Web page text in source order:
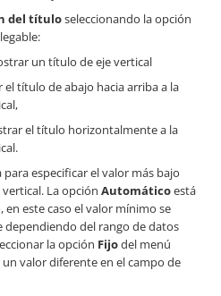
del títuloseleccionando la opción
un título de eje vertical
el título de abajo hacia arriba a la
el título horizontalmente a la
para especificar el valor más bajo
La opción Automáticoestá
en este caso el valor mínimo se
del rango de datos
la opción Fijodel menú
valor diferente en el campo de